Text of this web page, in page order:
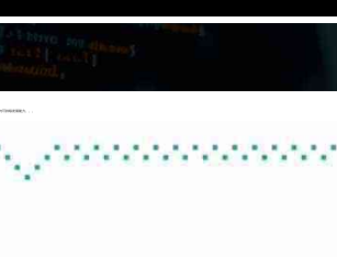
持续发展能力。。。